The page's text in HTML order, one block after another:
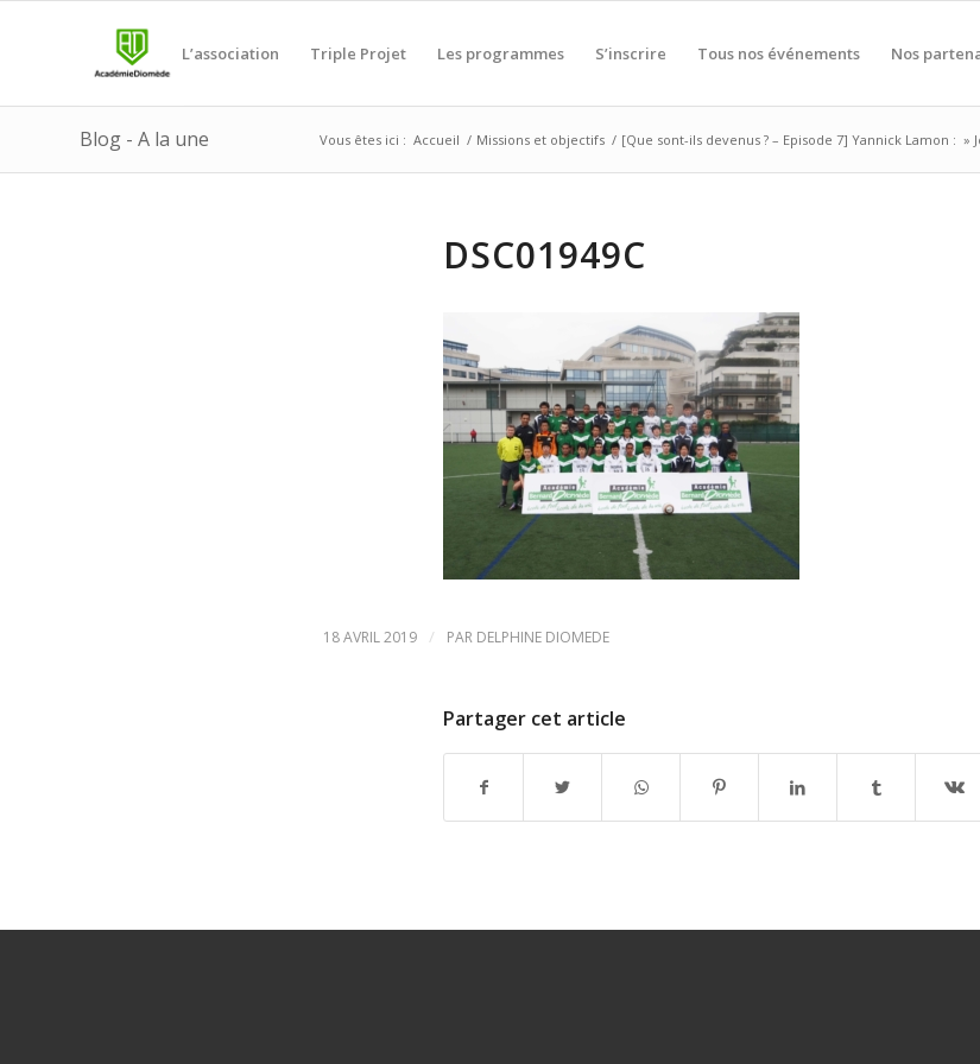
L’association Triple Projet Les programmes S’inscrire Tous nos événements Nos
Blog - A la une Vous êtes ici : Accueil / Missions et objectifs / [Que sont-ils devenus ? – Episode 7] Yannick Lamon :
DSC01949C
18 AVRIL 2019 / PAR DELPHINE DIOMEDE
Partager cet article